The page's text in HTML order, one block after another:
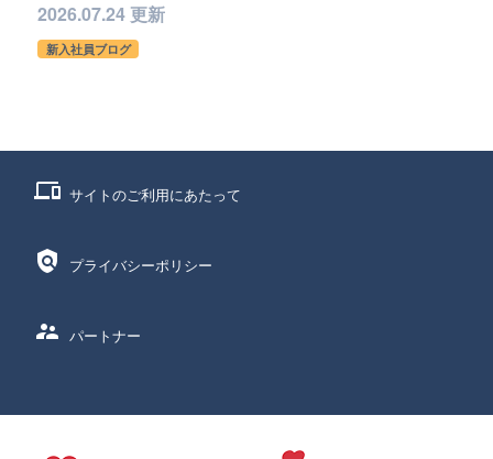
2026.07.24 更新
新入社員ブログ
phonelink サイトのご利用にあたって
policy プライバシーポリシー
supervisor_account パートナー